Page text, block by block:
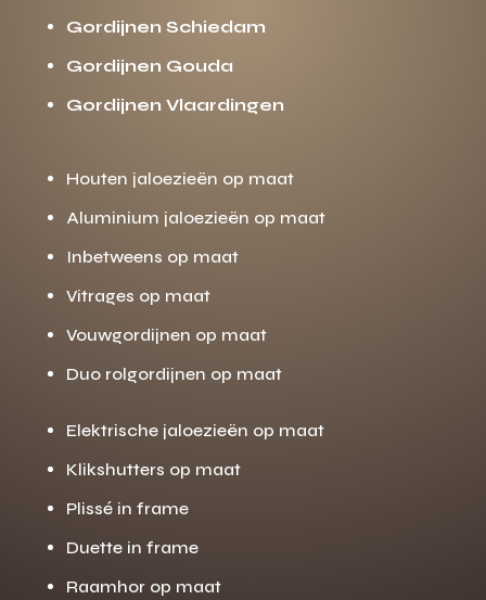
Gordijnen Schiedam
Gordijnen Gouda
Gordijnen Vlaardingen
Houten jaloezieën op maat
Aluminium jaloezieën op maat
Inbetweens op maat
Vitrages op maat
Vouwgordijnen op maat
Duo rolgordijnen op maat
Elektrische jaloezieën op maat
Klikshutters op maat
Plissé in frame
Duette in frame
Raamhor op maat